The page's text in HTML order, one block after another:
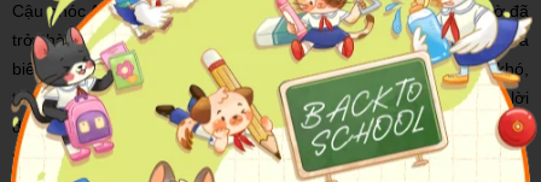
Cậu nhóc Akihiro khóc nhè, hay được nuông chiều ngày nào giờ đã
trở thành một đứa trẻ Saga “đích thực”, vừa biết đỡ đần bà vừa
biết quan tâm giúp đỡ mọi người. Ở miền quê Saga nghèo khó,
thiếu thốn từ cái ăn đến cái mặc, Akihiro đã thấm nhuần những lời
dạy của bà ngoại tài giỏi “dữ thần”, mỗi ngày đều tận hưởng cuộc
sống “nghèo vui nghèo vẻ” bên bà và bạn bè!